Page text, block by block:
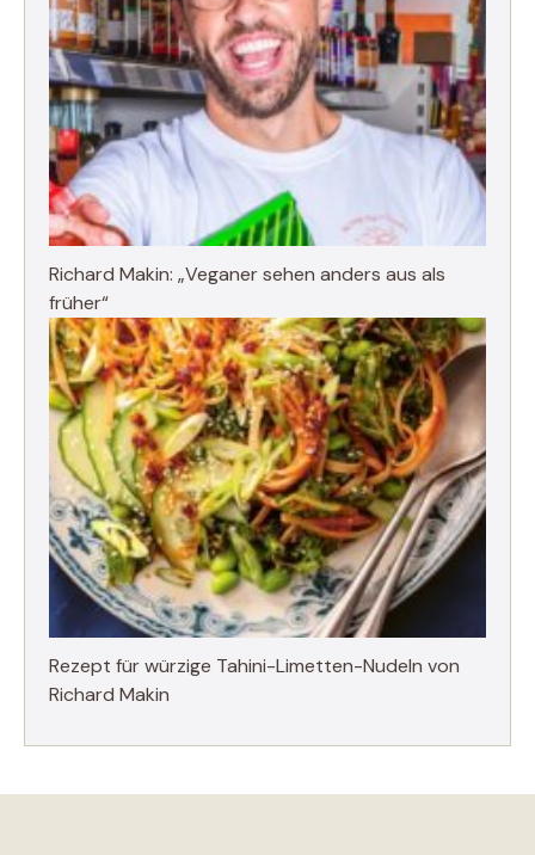
Richard Makin: „Veganer sehen anders aus als
früher“
Rezept für würzige Tahini-Limetten-Nudeln von
Richard Makin